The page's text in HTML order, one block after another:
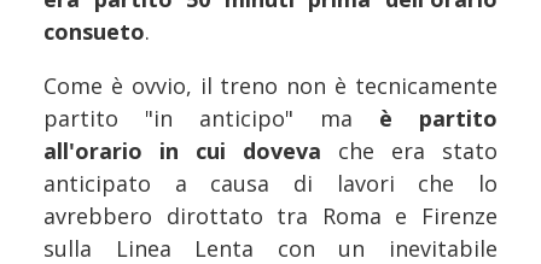
consueto.
Come è ovvio, il treno non è tecnicamente
partito "in anticipo" ma è partito
all'orario in cui doveva che era stato
anticipato a causa di lavori che lo
avrebbero dirottato tra Roma e Firenze
sulla Linea Lenta con un inevitabile